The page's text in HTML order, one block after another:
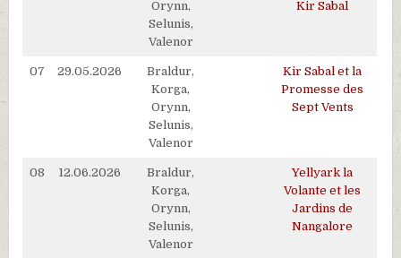
Orynn,
Selunis,
Valenor
Kir Sabal
07 29.05.2026
Braldur,
Korga,
Orynn,
Selunis,
Valenor
Kir Sabal et la
Promesse des
Sept Vents
08 12.06.2026
Braldur,
Korga,
Orynn,
Selunis,
Valenor
Yellyark la
Volante et les
Jardins de
Nangalore